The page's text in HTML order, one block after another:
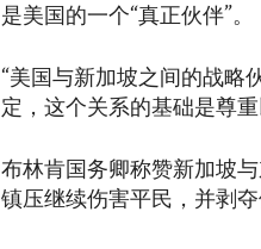
是美国的一个“真正伙伴”。
“美国与新加坡之间的战略
定，这个关系的基础是尊
布林肯国务卿称赞新加坡
镇压继续伤害平民，并剥